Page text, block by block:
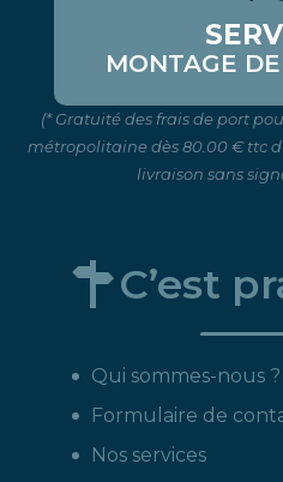
MONTAGE
(* Gratuité des frais de port
métropolitaine dès 80.00 € ttc
livraison sans
C’est
Qui sommes-nous ?
Formulaire de
Nos services